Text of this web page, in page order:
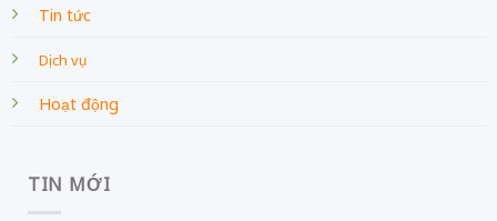
Tin tức
Dịch vụ
Hoạt động
TIN MỚI